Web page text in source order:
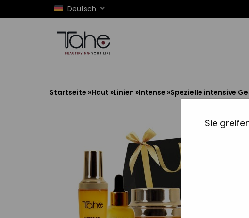
Sie
Deutsch
Startseite »Haut »Linien »Intense »Spezielle intensive